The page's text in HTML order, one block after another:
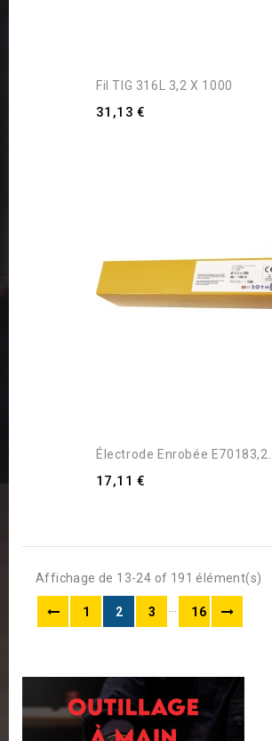
Fil TIG 316L 3,2 X 1000
31,13 €
Électrode Enrobée E70183,2...
17,11 €
Affichage de 13-24 of 191 élément(s)
1 2 3 16